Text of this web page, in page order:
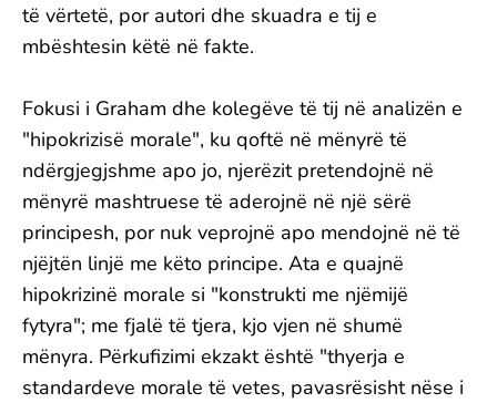
të vërtetë, por autori dhe skuadra e tij e
mbështesin këtë në fakte.
Fokusi i Graham dhe kolegëve të tij në analizën e
"hipokrizisë morale", ku qoftë në mënyrë të
ndërgjegjshme apo jo, njerëzit pretendojnë në
mënyrë mashtruese të aderojnë në një sërë
principesh, por nuk veprojnë apo mendojnë në të
njëjtën linjë me këto principe. Ata e quajnë
hipokrizinë morale si "konstrukti me njëmijë
fytyra"; me fjalë të tjera, kjo vjen në shumë
mënyra. Përkufizimi ekzakt është "thyerja e
standardeve morale të vetes, pavasrësisht nëse i